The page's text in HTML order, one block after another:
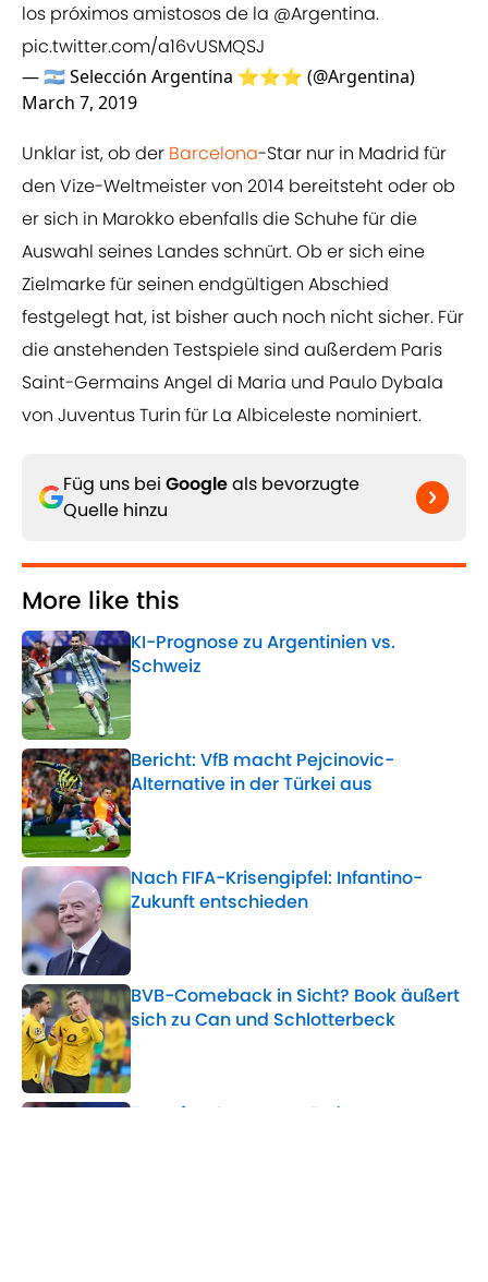
los próximos amistosos de la @Argentina.
pic.twitter.com/a16vUSMQSJ
— 🇦🇷 Selección Argentina ⭐⭐⭐ (@Argentina)
March 7, 2019
Unklar ist, ob der ​Barcelona-Star nur in Madrid für
den Vize-Weltmeister von 2014 bereitsteht oder ob
er sich in Marokko ebenfalls die Schuhe für die
Auswahl seines Landes schnürt. Ob er sich eine
Zielmarke für seinen endgültigen Abschied
festgelegt hat, ist bisher auch noch nicht sicher. Für
die anstehenden Testspiele sind außerdem Paris
Saint-Germains Angel di Maria und Paulo Dybala
von Juventus Turin für La Albiceleste nominiert.
Füg uns bei Googleals bevorzugte
Quelle hinzu
More like this
KI-Prognose zu Argentinien vs.
Schweiz
Published by on Invalid Date
Bericht: VfB macht Pejcinovic-
Alternative in der Türkei aus
Published by on Invalid Date
Nach FIFA-Krisengipfel: Infantino-
Zukunft entschieden
Published by on Invalid Date
BVB-Comeback in Sicht? Book äußert
sich zu Can und Schlotterbeck
Published by on Invalid Date
Transfer-Causa am Ende: